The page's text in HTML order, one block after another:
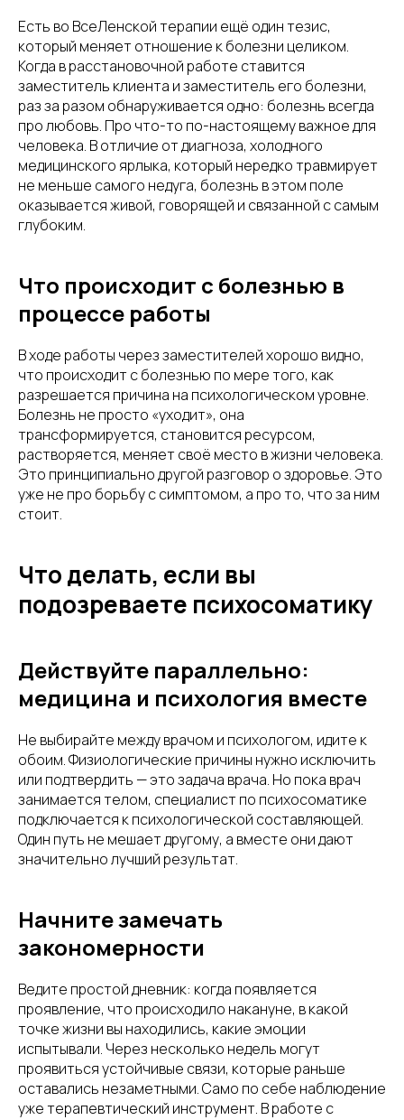
Есть во ВсеЛенской терапии ещё один тезис,
который меняет отношение к болезни целиком.
Когда в расстановочной работе ставится
заместитель клиента и заместитель его болезни,
раз за разом обнаруживается одно: болезнь всегда
про любовь. Про что-то по-настоящему важное для
человека. В отличие от диагноза, холодного
медицинского ярлыка, который нередко травмирует
не меньше самого недуга, болезнь в этом поле
оказывается живой, говорящей и связанной с самым
глубоким.
Что происходит с болезнью в
процессе работы
В ходе работы через заместителей хорошо видно,
что происходит с болезнью по мере того, как
разрешается причина на психологическом уровне.
Болезнь не просто «уходит», она
трансформируется, становится ресурсом,
растворяется, меняет своё место в жизни человека.
Это принципиально другой разговор о здоровье. Это
уже не про борьбу с симптомом, а про то, что за ним
стоит.
Что делать, если вы
подозреваете психосоматику
Действуйте параллельно:
медицина и психология вместе
Не выбирайте между врачом и психологом, идите к
обоим. Физиологические причины нужно исключить
или подтвердить — это задача врача. Но пока врач
занимается телом, специалист по психосоматике
подключается к психологической составляющей.
Один путь не мешает другому, а вместе они дают
значительно лучший результат.
Начните замечать
закономерности
Ведите простой дневник: когда появляется
проявление, что происходило накануне, в какой
точке жизни вы находились, какие эмоции
испытывали. Через несколько недель могут
проявиться устойчивые связи, которые раньше
оставались незаметными. Само по себе наблюдение
уже терапевтический инструмент. В работе с